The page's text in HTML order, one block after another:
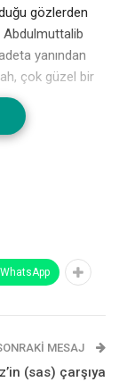
gözlerden
Abdulmuttalib
yanından
çok güzel bir
yerine
İbn Abdi
genç bir kız
Hz. Âmine,
önde olan bir
yeni bir
Hz.
WhatsApp
MESAJ
(sas) çarşıya